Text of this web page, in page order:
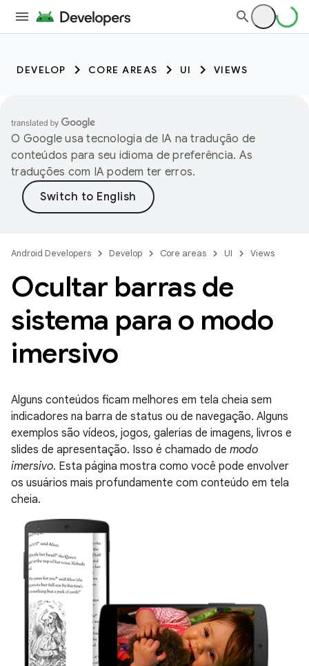
DEVELOP CORE AREAS UI VIEWS
O Google usa tecnologia de IA na tradução de
conteúdos para seu idioma de preferência. As
traduções com IA podem ter erros.
Android Developers Develop Core areas UI Views
Ocultar barras de
sistema para o modo
imersivo
Alguns conteúdos ficam melhores em tela cheia sem
indicadores na barra de status ou de navegação. Alguns
exemplos são vídeos, jogos, galerias de imagens, livros e
slides de apresentação. Isso é chamado de modo
imersivo. Esta página mostra como você pode envolver
os usuários mais profundamente com conteúdo em tela
cheia.